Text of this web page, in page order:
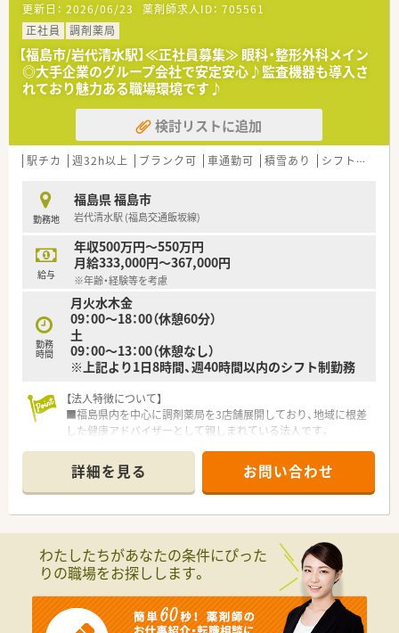
【店舗情報と応需状況について】
■福島交通飯坂線の岩代清水駅から徒歩3分という好立地にあ
り、無料駐車場も完備しているため車通勤も非常に便利です。
■応需科目は眼科が50％、整形外科が35％と特定科目が中心で
あり、残りの15％は広域の処方箋を面で応需しています。
■1日平均130枚の処方箋を薬剤師4名と事務4名のゆとりある体
制で対応しており、一人ひとりに丁寧な服薬指導が可能です。
【求人情報について】
■パート薬剤師としての募集であり、ライフスタイルに合わせて
■想定時給は2,000円から2,200円となっており、これまでのご
経験やスキルを十分に考慮したうえで決定いたします。
■社会保険や雇用保険は週20時間以上の勤務で加入可能となっ
ており、安定した長期就業を希望する方にも最適な条件です。
更新日： 2026/06/23 薬剤師求人ID： 705561
正社員
調剤薬局
【福島市/岩代清水駅】≪正社員募集≫ 眼科・整形外科メイン
◎大手企業のグループ会社で安定安心♪監査機器も導入さ
れており魅力ある職場環境です♪
検討リストに追加
駅チカ 週32h以上 ブランク可 車通勤可 積雪あり シフト制
勤務地
福島県 福島市
岩代清水駅 (福島交通飯坂線)
給与
年収500万円～550万円
月給333,000円～367,000円
※年齢・経験等を考慮
勤務
時間
月火水木金
09：00～18：00（休憩60分）
土
09：00～13：00（休憩なし）
※上記より1日8時間、週40時間以内のシフト制勤務
【法人特徴について】
■福島県内を中心に調剤薬局を3店舗展開しており、地域に根差
した健康アドバイザーとして親しまれている法人です。
く、会社一丸となって運営をサポートする体制です。
■大手調剤チェーンの完全子会社として安定した経営基盤を誇
り、充実した福利厚生や研修制度を完備しています。
■福島交通飯坂線の岩代清水駅から徒歩3分という抜群の立地に
あり、通勤利便性が非常に高く通いやすい店舗です。
■主な応需科目は眼科が50％で整形外科が35％となっており、
残りの15％は広域の面応需で対応しています。
■1日平均130枚の処方箋を常勤3名とパート1名の薬剤師、さら
に事務4名の厚い体制で迅速に処理しています。
詳細を見る お問い合わせ
わたしたちがあなたの条件にぴった
りの職場をお探しします。